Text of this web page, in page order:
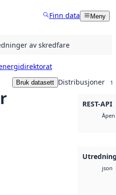
Finn data Meny
av skredfare
Bruk datasett Distribusjoner 1
REST-API
json